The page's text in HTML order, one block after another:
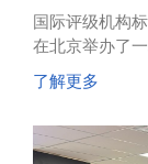
国际评级机构
在北京举办了
全球
2024》发布典
Components
了解更多